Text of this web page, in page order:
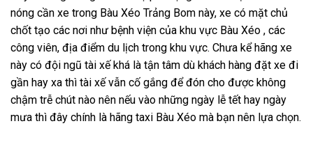
nóng cần xe trong Bàu Xéo Trảng Bom này, xe có mặt chủ
chốt tạo các nơi như bệnh viện của khu vực Bàu Xéo , các
công viên, địa điểm du lịch trong khu vực. Chưa kể hãng xe
này có đội ngũ tài xế khá là tận tâm dù khách hàng đặt xe đi
gần hay xa thì tài xế vẫn cố gắng để đón cho được không
chậm trễ chút nào nên nếu vào những ngày lễ tết hay ngày
mưa thì đây chính là hãng taxi Bàu Xéo mà bạn nên lựa chọn.